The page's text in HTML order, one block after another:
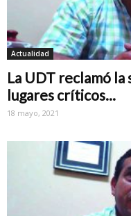
Actualidad
La UDT reclamó la
lugares críticos...
18 mayo, 2021